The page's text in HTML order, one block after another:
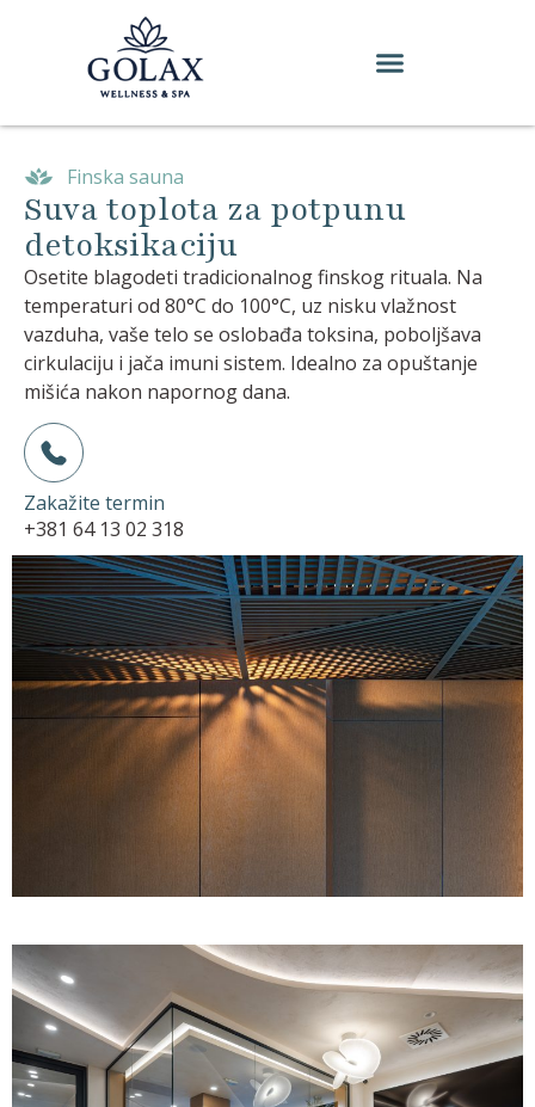
Finska sauna
Suva toplota za potpunu
detoksikaciju
Osetite blagodeti tradicionalnog finskog rituala. Na
temperaturi od 80°C do 100°C, uz nisku vlažnost
vazduha, vaše telo se oslobađa toksina, poboljšava
cirkulaciju i jača imuni sistem. Idealno za opuštanje
mišića nakon napornog dana.
Zakažite termin
+381 64 13 02 318